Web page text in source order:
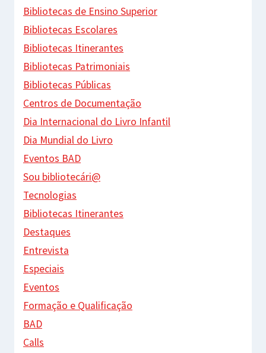
Bibliotecas de Ensino Superior
Bibliotecas Escolares
Bibliotecas Itinerantes
Bibliotecas Patrimoniais
Bibliotecas Públicas
Centros de Documentação
Dia Internacional do Livro Infantil
Dia Mundial do Livro
Eventos BAD
Sou bibliotecári@
Tecnologias
Bibliotecas Itinerantes
Destaques
Entrevista
Especiais
Eventos
Formação e Qualificação
BAD
Calls